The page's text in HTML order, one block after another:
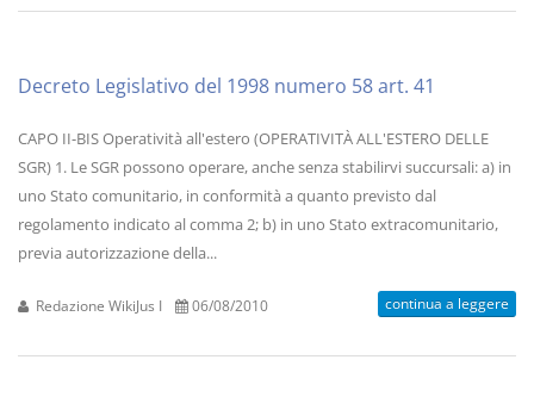
Decreto Legislativo del 1998 numero 58 art. 41
CAPO II-BIS Operatività all'estero (OPERATIVITÀ ALL'ESTERO DELLE
SGR) 1. Le SGR possono operare, anche senza stabilirvi succursali: a) in
uno Stato comunitario, in conformità a quanto previsto dal
regolamento indicato al comma 2; b) in uno Stato extracomunitario,
previa autorizzazione della...
Redazione WikiJus I 06/08/2010 continua a leggere